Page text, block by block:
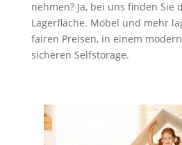
nehmen? Ja, bei uns finden Sie
Lagerfläche. Möbel und mehr
fairen Preisen, in einem
sicheren Selfstorage.